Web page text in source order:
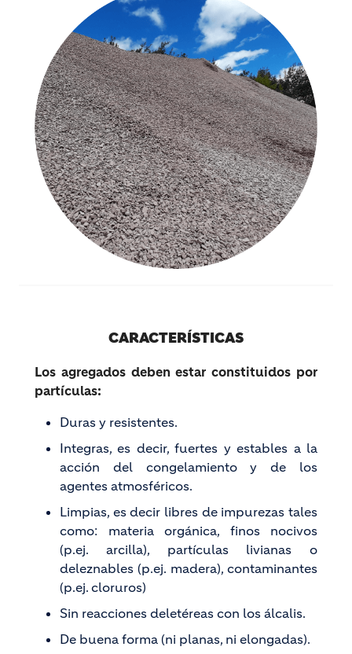
CARACTERÍSTICAS
Los agregados deben estar constituidos por
partículas:
Duras y resistentes.
Integras, es decir, fuertes y estables a la
acción del congelamiento y de los
agentes atmosféricos.
Limpias, es decir libres de impurezas tales
como: materia orgánica, finos nocivos
(p.ej. arcilla), partículas livianas o
deleznables (p.ej. madera), contaminantes
(p.ej. cloruros)
Sin reacciones deletéreas con los álcalis.
De buena forma (ni planas, ni elongadas).